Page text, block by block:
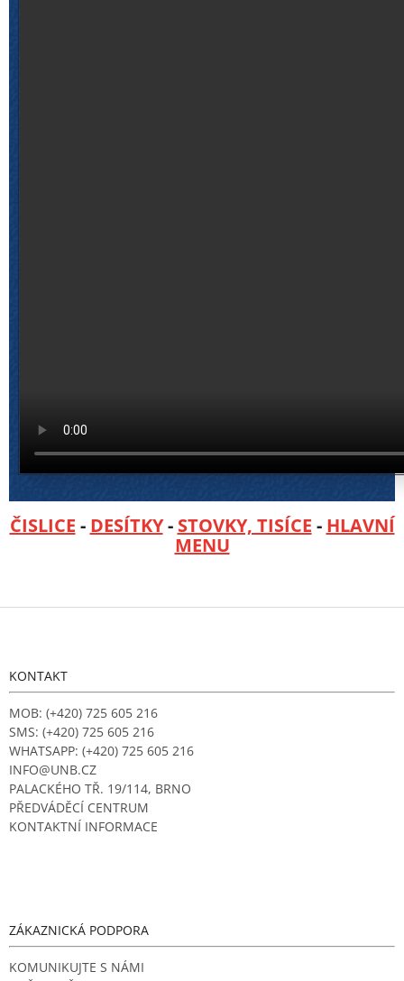
ČISLICE - DESÍTKY- STOVKY, TISÍCE - HLAVNÍ
MENU
Z
KONTAKT
MOB: (+420) 725 605 216
SMS: (+420) 725 605 216
WHATSAPP: (+420) 725 605 216
INFO@UNB.CZ
PALACKÉHO TŘ. 19/114, BRNO
PŘEDVÁDĚCÍ CENTRUM
KONTAKTNÍ INFORMACE
ZÁKAZNICKÁ PODPORA
KOMUNIKUJTE S NÁMI